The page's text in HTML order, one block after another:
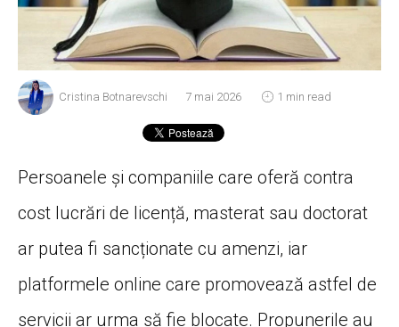
Cristina Botnarevschi 7 mai 2026 1 min read
Persoanele și companiile care oferă contra
cost lucrări de licență, masterat sau doctorat
ar putea fi sancționate cu amenzi, iar
platformele online care promovează astfel de
servicii ar urma să fie blocate. Propunerile au